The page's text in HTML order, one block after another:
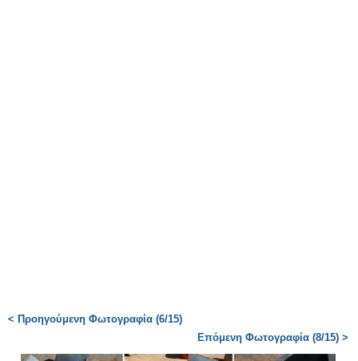
< Προηγούμενη Φωτογραφία (6/15)
Επόμενη Φωτογραφία (8/15) >